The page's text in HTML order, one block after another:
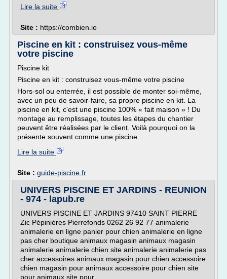
Lire la suite
Site : https://combien.io
Piscine en kit : construisez vous-même
votre piscine
Piscine kit
Piscine en kit : construisez vous-même votre piscine
Hors-sol ou enterrée, il est possible de monter soi-même,
avec un peu de savoir-faire, sa propre piscine en kit. La
piscine en kit, c'est une piscine 100% « fait maison » ! Du
montage au remplissage, toutes les étapes du chantier
peuvent être réalisées par le client. Voilà pourquoi on la
présente souvent comme une piscine...
Lire la suite
Site : guide-piscine.fr
UNIVERS PISCINE ET JARDINS - REUNION
- 974 - lapub.re
UNIVERS PISCINE ET JARDINS 97410 SAINT PIERRE
Zic Pépinières Pierrefonds 0262 26 92 77 animalerie
animalerie en ligne panier pour chien animalerie en ligne
pas cher boutique animaux magasin animaux magasin
animalerie animalerie chien site animalerie animalerie pas
cher accessoires animaux magasin pour chien accessoire
chien magasin pour animaux accessoire pour chien site
pour animaux site pour...